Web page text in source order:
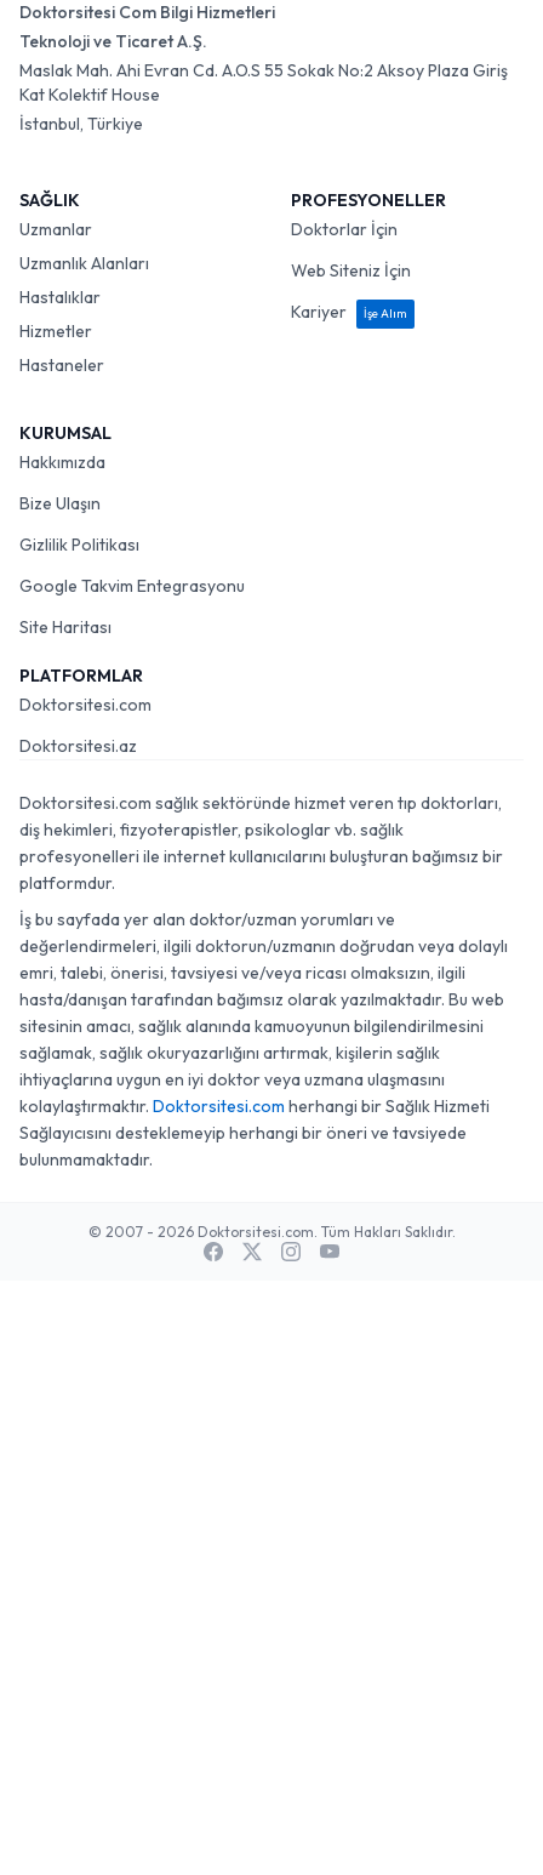
Doktorsitesi Com Bilgi Hizmetleri
Teknoloji ve Ticaret A.Ş.
Maslak Mah. Ahi Evran Cd. A.O.S 55 Sokak No:2 Aksoy Plaza Giriş
Kat Kolektif House
İstanbul, Türkiye
SAĞLIK
Uzmanlar
Uzmanlık Alanları
Hastalıklar
Hizmetler
Hastaneler
PROFESYONELLER
Doktorlar İçin
Web Siteniz İçin
Kariyer
İşe Alım
KURUMSAL
Hakkımızda
Bize Ulaşın
Gizlilik Politikası
Google Takvim Entegrasyonu
Site Haritası
PLATFORMLAR
Doktorsitesi.com
Doktorsitesi.az
Doktorsitesi.com sağlık sektöründe hizmet veren tıp doktorları,
diş hekimleri, fizyoterapistler, psikologlar vb. sağlık
profesyonelleri ile internet kullanıcılarını buluşturan bağımsız bir
platformdur.
İş bu sayfada yer alan doktor/uzman yorumları ve
değerlendirmeleri, ilgili doktorun/uzmanın doğrudan veya dolaylı
emri, talebi, önerisi, tavsiyesi ve/veya ricası olmaksızın, ilgili
hasta/danışan tarafından bağımsız olarak yazılmaktadır. Bu web
sitesinin amacı, sağlık alanında kamuoyunun bilgilendirilmesini
sağlamak, sağlık okuryazarlığını artırmak, kişilerin sağlık
ihtiyaçlarına uygun en iyi doktor veya uzmana ulaşmasını
kolaylaştırmaktır. Doktorsitesi.com herhangi bir Sağlık Hizmeti
Sağlayıcısını desteklemeyip herhangi bir öneri ve tavsiyede
bulunmamaktadır.
© 2007 - 2026 Doktorsitesi.com. Tüm Hakları Saklıdır.